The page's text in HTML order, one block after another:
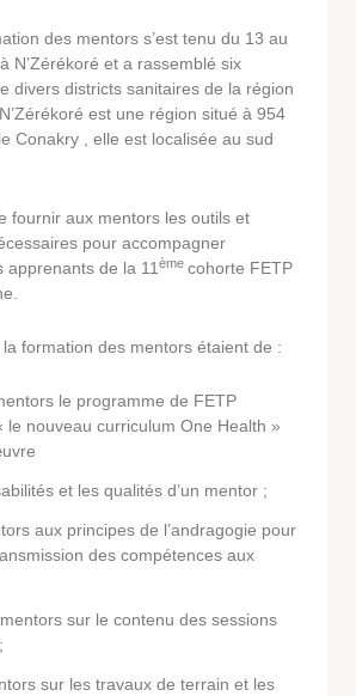
des mentors s’est tenu du 13 au
N’Zérékoré et a rassemblé six
divers districts sanitaires de la région
est une région situé à 954
Conakry , elle est localisée au sud
fournir aux mentors les outils et
pour accompagner
apprenants de la 11 ème cohorte FETP
formation des mentors étaient de :
le programme de FETP
le nouveau curriculum One Health »
et les qualités d’un mentor ;
aux principes de l’andragogie pour
des compétences aux
sur le contenu des sessions
sur les travaux de terrain et les